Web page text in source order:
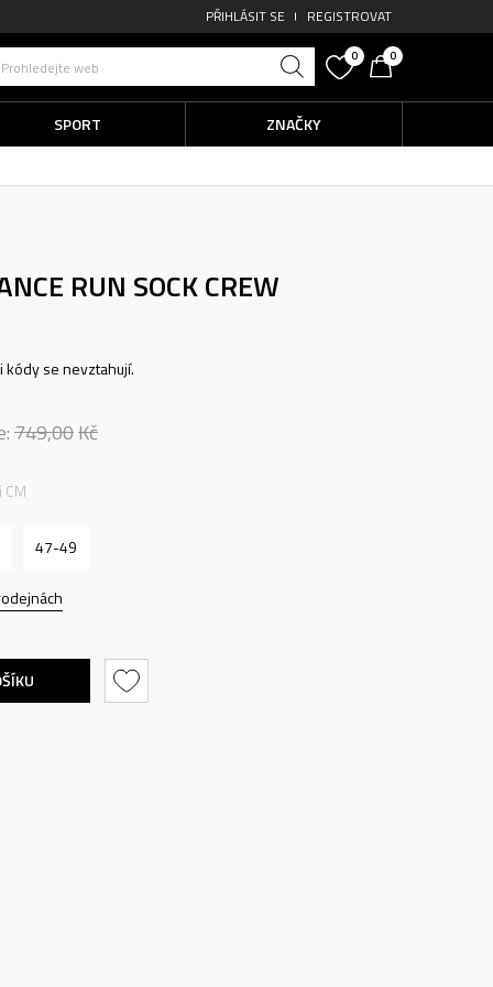
PŘIHLÁSIT SE REGISTROVAT
Prohledejte web
0 0
SPORT ZNAČKY
RUN SOCK CREW
kódy se nevztahují.
749,00Kč
47-49